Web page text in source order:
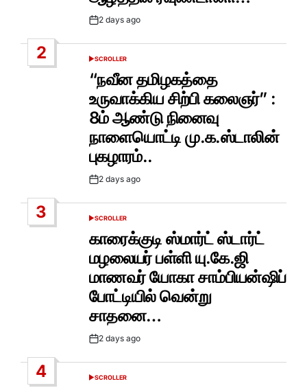
Post2 days ago
2
POSTED
SCROLLER
“நவீன தமிழகத்தை
உருவாக்கிய சிற்பி கலைஞர்” :
8ம் ஆண்டு நினைவு
நாளையொட்டி மு.க.ஸ்டாலின்
புகழாரம்..
Post2 days ago
3
POSTED
SCROLLER
காரைக்குடி ஸ்மார்ட் ஸ்டார்ட்
மழலையர் பள்ளி யு.கே.ஜி
மாணவர் யோகா சாம்பியன்ஷிப்
போட்டியில் வென்று
சாதனை…
Post2 days ago
4
POSTED
SCROLLER